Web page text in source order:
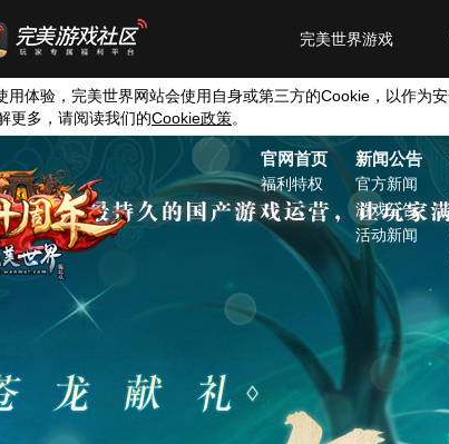
完美世界游戏
用体验，完美世界网站会使用自身或第三方的Cookie ，以作为
更多，请阅读我们的Cookie政策。
官网首页
福利特权
新闻公告
官方新闻
游戏公告
活动新闻